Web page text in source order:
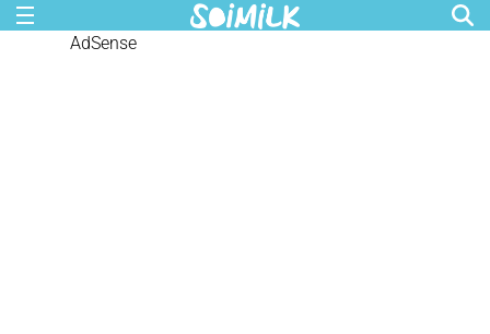
AdSense